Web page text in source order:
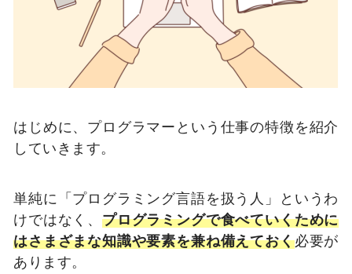
はじめに、プログラマーという仕事の特徴を紹介
していきます。
単純に「プログラミング言語を扱う人」というわ
けではなく、 プログラミングで食べていくために
はさまざまな知識や要素を兼ね備えておく必要が
あります。